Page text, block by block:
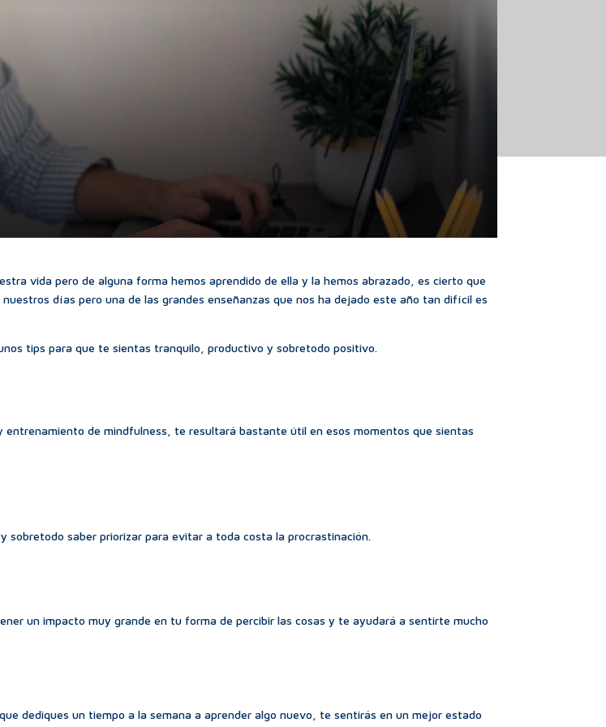
vida pero de alguna forma hemos aprendido de ella y la hemos abrazado, es cierto que
días pero una de las grandes enseñanzas que nos ha dejado este año tan difícil es
tips para que te sientas tranquilo, productivo y sobretodo positivo.
de mindfulness, te resultará bastante útil en esos momentos que sientas
saber priorizar para evitar a toda costa la procrastinación.
un impacto muy grande en tu forma de percibir las cosas y te ayudará a sentirte mucho
dediques un tiempo a la semana a aprender algo nuevo, te sentirás en un mejor estado